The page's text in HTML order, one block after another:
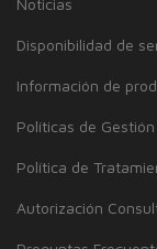
Disponibilidad de
Información de
Políticas de
Política de
Autorización